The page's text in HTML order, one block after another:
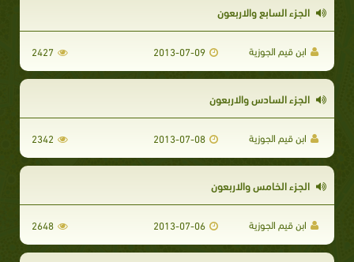
الجزء السابع والاربعون
ابن قيم الجوزية 2013-07-09
2427
الجزء السادس والاربعون
ابن قيم الجوزية 2013-07-08
2342
الجزء الخامس والاربعون
ابن قيم الجوزية 2013-07-06
2648